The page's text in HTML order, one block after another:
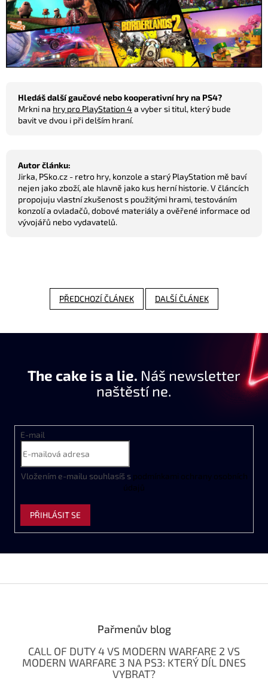
Hledáš další gaučové nebo kooperativní hry na PS4?
Mrkni na hry pro PlayStation 4 a vyber si titul, který bude
bavit ve dvou i při delším hraní.
Autor článku:
Jirka, PSko.cz - retro hry, konzole a starý PlayStation mě baví
nejen jako zboží, ale hlavně jako kus herní historie. V článcích
propojuju vlastní zkušenost s použitými hrami, testováním
konzolí a ovladačů, dobové materiály a ověřené informace od
vývojářů nebo vydavatelů.
PŘEDCHOZÍ ČLÁNEK DALŠÍ ČLÁNEK
The cake is a lie. Náš newsletter
naštěstí ne.
E-mail
Vložením e-mailu souhlasíš s podmínkami ochrany osobních
údajů
PŘIHLÁSIT SE
Pařmenův blog
CALL OF DUTY 4 VS MODERN WARFARE 2 VS
MODERN WARFARE 3 NA PS3: KTERÝ DÍL DNES
VYBRAT?